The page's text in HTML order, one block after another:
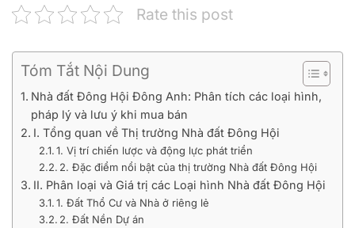
Rate this post
Tóm Tắt Nội Dung
Nhà đất Đông Hội Đông Anh: Phân tích các loại hình,
pháp lý và lưu ý khi mua bán
I. Tổng quan về Thị trường Nhà đất Đông Hội
1. Vị trí chiến lược và động lực phát triển
2. Đặc điểm nổi bật của thị trường Nhà đất Đông Hội
II. Phân loại và Giá trị các Loại hình Nhà đất Đông Hội
1. Đất Thổ Cư và Nhà ở riêng lẻ
2. Đất Nền Dự án